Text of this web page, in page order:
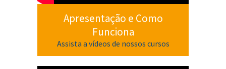
Apresentação e Como
Funciona
Assista a vídeos de nossos cursos